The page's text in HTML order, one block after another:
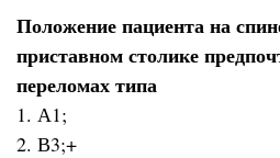
Положение пациента на
приставном столике
переломах типа
1. А1;
2. В3;+